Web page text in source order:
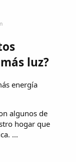
luz?
energía
algunos de
hogar que
...